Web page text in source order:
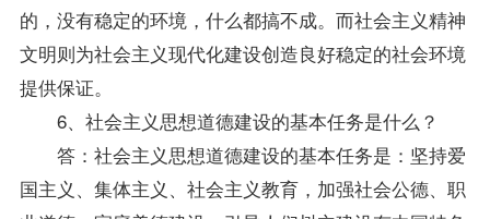
的，没有稳定的环境，什么都搞不成。而社会主义精神
文明则为社会主义现代化建设创造良好稳定的社会环境
提供保证。
6、社会主义思想道德建设的基本任务是什么？
答：社会主义思想道德建设的基本任务是：坚持爱
国主义、集体主义、社会主义教育，加强社会公德、职